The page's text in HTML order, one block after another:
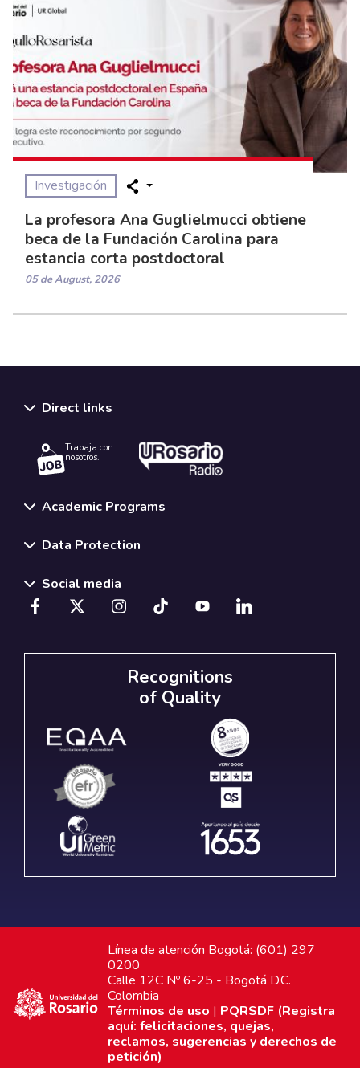
Investigación
La profesora Ana Guglielmucci obtiene
beca de la Fundación Carolina para
estancia corta postdoctoral
05 de August, 2026
Direct links
Trabaja con
nosotros.
Academic Programs
Data Protection
Social media
Recognitions
of Quality
Línea de atención Bogotá: (601) 297
0200
Calle 12C Nº 6-25 - Bogotá D.C.
Colombia
Términos de uso | PQRSDF (Registra
aquí: felicitaciones, quejas,
reclamos, sugerencias y derechos de
petición)